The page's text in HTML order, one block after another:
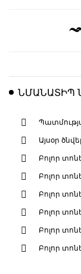
ՆՄԱՆԱՏԻՊ
Այսօր
Բոլոր
Բոլոր
Բոլոր
Բոլոր
Բոլոր
Բոլոր